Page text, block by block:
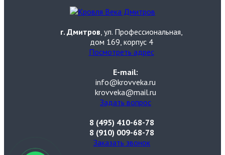
г. Дмитров , ул. Профессиональная,
дом 169, корпус 4
Посмотреть адрес
E-mail:
info@krovveka.ru
krovveka@mail.ru
Задать вопрос
8 (495) 410-68-78
8 (910) 009-68-78
Заказать звонок